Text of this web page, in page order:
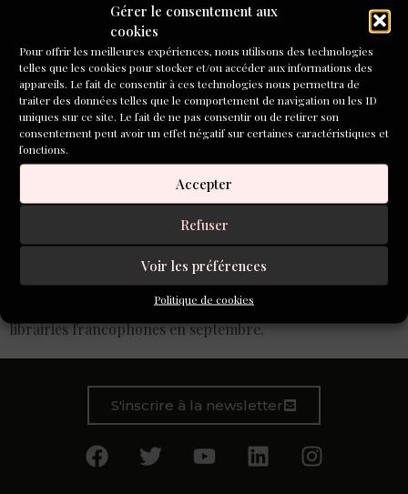
Gérer le consentement aux
cookies
Pour offrir les meilleures expériences, nous utilisons des technologies
telles que les cookies pour stocker et/ou accéder aux informations des
appareils. Le fait de consentir à ces technologies nous permettra de
traiter des données telles que le comportement de navigation ou les ID
uniques sur ce site. Le fait de ne pas consentir ou de retirer son
consentement peut avoir un effet négatif sur certaines caractéristiques et
fonctions.
Accepter
Refuser
Voir les préférences
Politique de cookies
L’aventure de ce recueil co-édité avec Aleph-Écriture va
continuer cet été à Sète, en compagnie d’Antoine Gallardo,
au Festival Voix Vive, avant sa sortie dans toutes les
librairies francophones en septembre.
S'inscrire à la newsletter